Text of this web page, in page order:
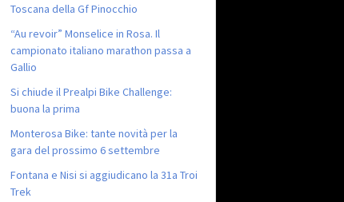
Toscana della Gf Pinocchio
“Au revoir” Monselice in Rosa. Il
campionato italiano marathon passa a
Gallio
Si chiude il Prealpi Bike Challenge:
buona la prima
Monterosa Bike: tante novità per la
gara del prossimo 6 settembre
Fontana e Nisi si aggiudicano la 31a Troi
Trek